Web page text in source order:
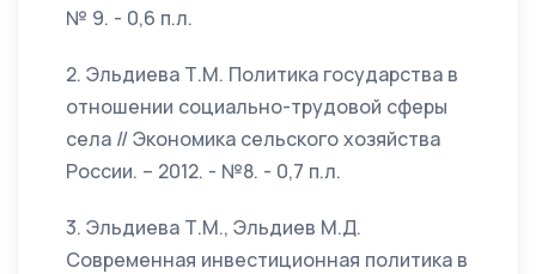
№ 9. - 0,6 п.л.
2. Эльдиева Т.М. Политика государства в
отношении социально-трудовой сферы
села // Экономика сельского хозяйства
России. – 2012. - №8. - 0,7 п.л.
3. Эльдиева Т.М., Эльдиев М.Д.
Современная инвестиционная политика в